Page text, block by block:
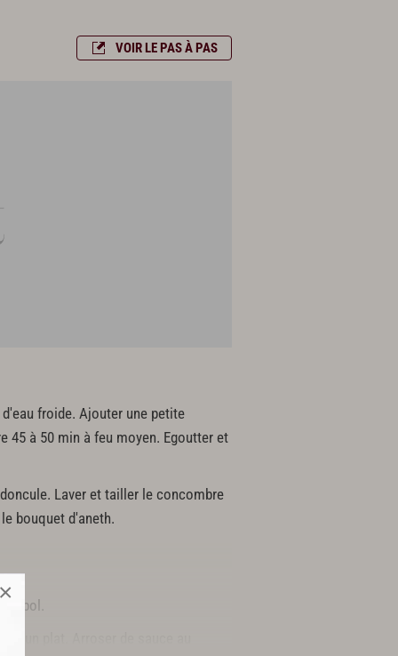
×
VOIR LE PAS À PAS
froide. Ajouter une petite
45 à 50 min à feu moyen. Egoutter et
Laver et tailler le concombre
bouquet d'aneth.
un bol.
un plat. Arroser de sauce au